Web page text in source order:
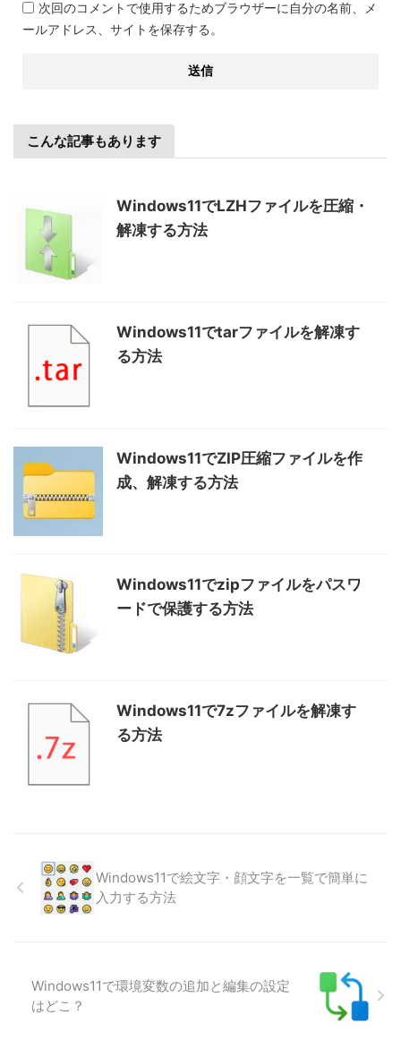
次回のコメントで使用するためブラウザーに自分の名前、メ
ールアドレス、サイトを保存する。
こんな記事もあります
Windows11でLZHファイルを圧縮・
解凍する方法
Windows11でtarファイルを解凍す
る方法
Windows11でZIP圧縮ファイルを作
成、解凍する方法
Windows11でzipファイルをパスワ
ードで保護する方法
Windows11で7zファイルを解凍す
る方法
Windows11で絵文字・顔文字を一覧で簡単に
入力する方法
Windows11で環境変数の追加と編集の設定
はどこ？